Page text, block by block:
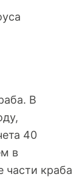
В
40
в
части краба